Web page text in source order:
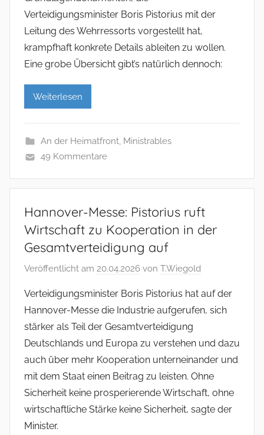
Verteidigungsminister Boris Pistorius mit der
Leitung des Wehrressorts vorgestellt hat,
krampfhaft konkrete Details ableiten zu wollen.
Eine grobe Übersicht gibt’s natürlich dennoch:
Weiterlesen
An der Heimatfront, Ministrables
49 Kommentare
Hannover-Messe: Pistorius ruft
Wirtschaft zu Kooperation in der
Gesamtverteidigung auf
Veröffentlicht am 20.04.2026 von T.Wiegold
Verteidigungsminister Boris Pistorius hat auf der
Hannover-Messe die Industrie aufgerufen, sich
stärker als Teil der Gesamtverteidigung
Deutschlands und Europa zu verstehen und dazu
auch über mehr Kooperation unterneinander und
mit dem Staat einen Beitrag zu leisten. Ohne
Sicherheit keine prosperierende Wirtschaft, ohne
wirtschaftliche Stärke keine Sicherheit, sagte der
Minister.